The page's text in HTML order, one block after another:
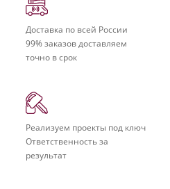
Доставка по всей России
99% заказов доставляем
точно в срок
Реализуем проекты под ключ
Ответственность за
результат